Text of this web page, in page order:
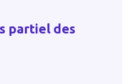
partiel des